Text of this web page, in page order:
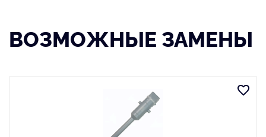
ВОЗМОЖНЫЕ ЗАМЕНЫ